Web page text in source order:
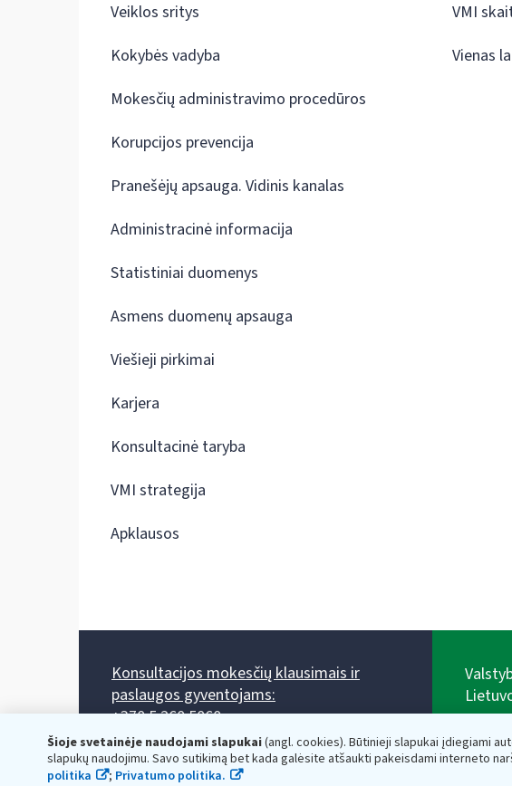
Šioje svetainėje naudojami slapukai(angl. cookies). Būtinieji slapukai įdiegiami
slapukų naudojimu. Savo sutikimą bet kada galėsite atšaukti pakeisdami interneto
politika
; Privatumo politika.
Veiklos sritys
Kokybės vadyba
Mokesčių administravimo procedūros
Korupcijos prevencija
Pranešėjų apsauga. Vidinis kanalas
Administracinė informacija
Statistiniai duomenys
Asmens duomenų apsauga
Viešieji pirkimai
Karjera
Konsultacinė taryba
VMI strategija
Apklausos
VMI
Vienas
Konsultacijos mokesčių klausimais ir
paslaugos gyventojams:
+370 5 260 5060
Darbo laikas: I-IV 8.00-17.00, V 8.00-15.45.
Prieššventinę dieną - viena valanda trumpiau.
Kiekvieno mėnesio antrą penktadienį 8.00 val. - 12.00 val.
adresas:
el.paštas: